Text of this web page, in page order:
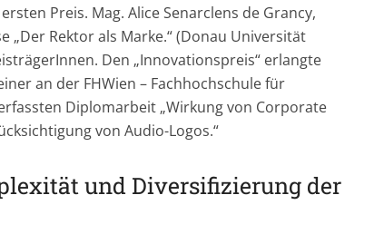
Preis. Mag. Alice Senarclens de Grancy,
„Der Rektor als Marke.“ (Donau Universität
Den „Innovationspreis“ erlangte
an der FHWien – Fachhochschule für
Diplomarbeit „Wirkung von Corporate
von Audio-Logos.“
und Diversifizierung der